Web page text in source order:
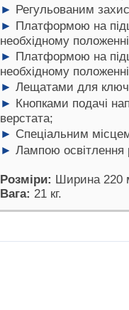
► Регульованим
► Платформою на
необхідному
► Платформою на
необхідному
► Лещатами для
► Кнопками подачі
верстата;
► Спеціальним
► Лампою освітлення
Розміри: Ширина 220
Вага: 21 кг.